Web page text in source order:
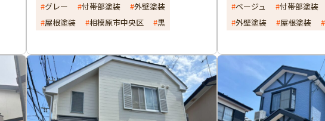
グレー 付帯部塗装
外壁塗装
屋根塗装
相模原市中央区 黒
ベージュ 付帯部塗装
外壁塗装
屋根塗装